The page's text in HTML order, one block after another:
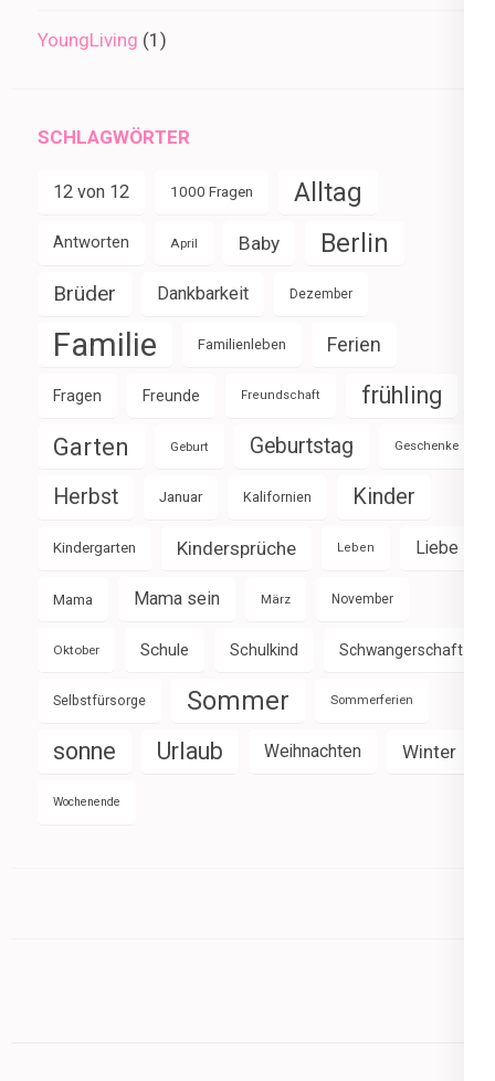
YoungLiving (1)
SCHLAGWÖRTER
12 von 12 1000 Fragen Alltag
Antworten April Baby Berlin
Brüder Dankbarkeit Dezember
Familie Familienleben Ferien
Fragen Freunde Freundschaft frühling
Garten Geburt Geburtstag Geschenke
Herbst Januar Kalifornien Kinder
Kindergarten Kindersprüche Leben Liebe
Mama Mama sein März November
Oktober Schule Schulkind Schwangerschaft
Selbstfürsorge Sommer Sommerferien
sonne Urlaub Weihnachten Winter
Wochenende